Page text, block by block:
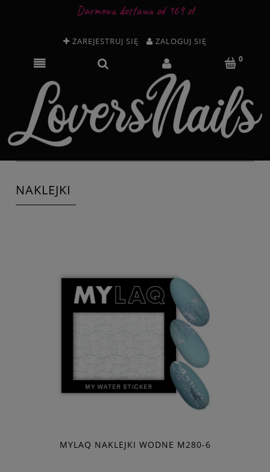
Darmowa dostawa od 169 zł
ZAREJESTRUJ SIĘ ZALOGUJ SIĘ
NAKLEJKI
MYLAQ NAKLEJKI WODNE M280-6